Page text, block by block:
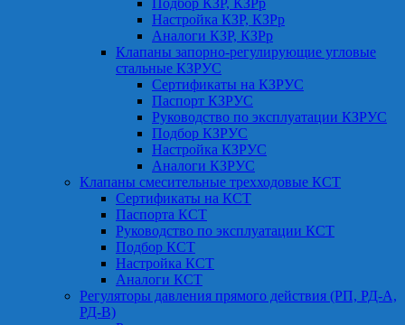
Подбор КЗР, КЗРр
Настройка КЗР, КЗРр
Аналоги КЗР, КЗРр
Клапаны запорно-регулирующие угловые
стальные КЗРУС
Сертификаты на КЗРУС
Паспорт КЗРУС
Руководство по эксплуатации КЗРУС
Подбор КЗРУС
Настройка КЗРУС
Аналоги КЗРУС
Клапаны смесительные трехходовые КСТ
Сертификаты на КСТ
Паспорта КСТ
Руководство по эксплуатации КСТ
Подбор КСТ
Настройка КСТ
Аналоги КСТ
Регуляторы давления прямого действия (РП, РД-А,
РД-В)